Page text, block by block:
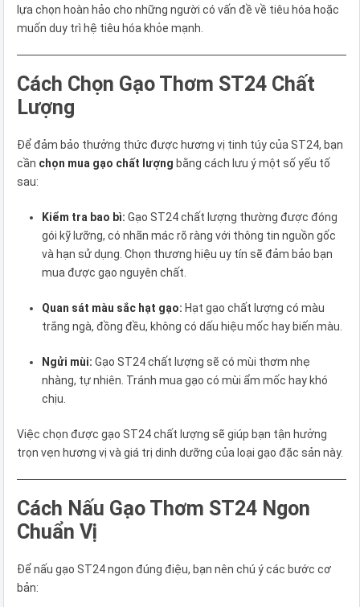
lựa chọn hoàn hảo cho những người có vấn đề về tiêu hóa hoặc
muốn duy trì hệ tiêu hóa khỏe mạnh.
Cách Chọn Gạo Thơm ST24 Chất
Lượng
Để đảm bảo thưởng thức được hương vị tinh túy của ST24, bạn
cần chọn mua gạo chất lượng bằng cách lưu ý một số yếu tố
sau:
Kiểm tra bao bì: Gạo ST24 chất lượng thường được đóng
gói kỹ lưỡng, có nhãn mác rõ ràng với thông tin nguồn gốc
và hạn sử dụng. Chọn thương hiệu uy tín sẽ đảm bảo bạn
mua được gạo nguyên chất.
Quan sát màu sắc hạt gạo: Hạt gạo chất lượng có màu
trắng ngà, đồng đều, không có dấu hiệu mốc hay biến màu.
Ngửi mùi: Gạo ST24 chất lượng sẽ có mùi thơm nhẹ
nhàng, tự nhiên. Tránh mua gạo có mùi ẩm mốc hay khó
chịu.
Việc chọn được gạo ST24 chất lượng sẽ giúp bạn tận hưởng
trọn vẹn hương vị và giá trị dinh dưỡng của loại gạo đặc sản này.
Cách Nấu Gạo Thơm ST24 Ngon
Chuẩn Vị
Để nấu gạo ST24 ngon đúng điệu, bạn nên chú ý các bước cơ
bản: